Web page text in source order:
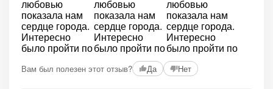
Вам был полезен этот отзыв? Да Нет